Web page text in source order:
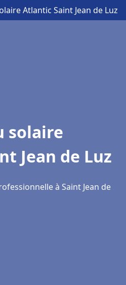
Atlantic Saint Jean de Luz
solaire
Jean de Luz
à Saint Jean de